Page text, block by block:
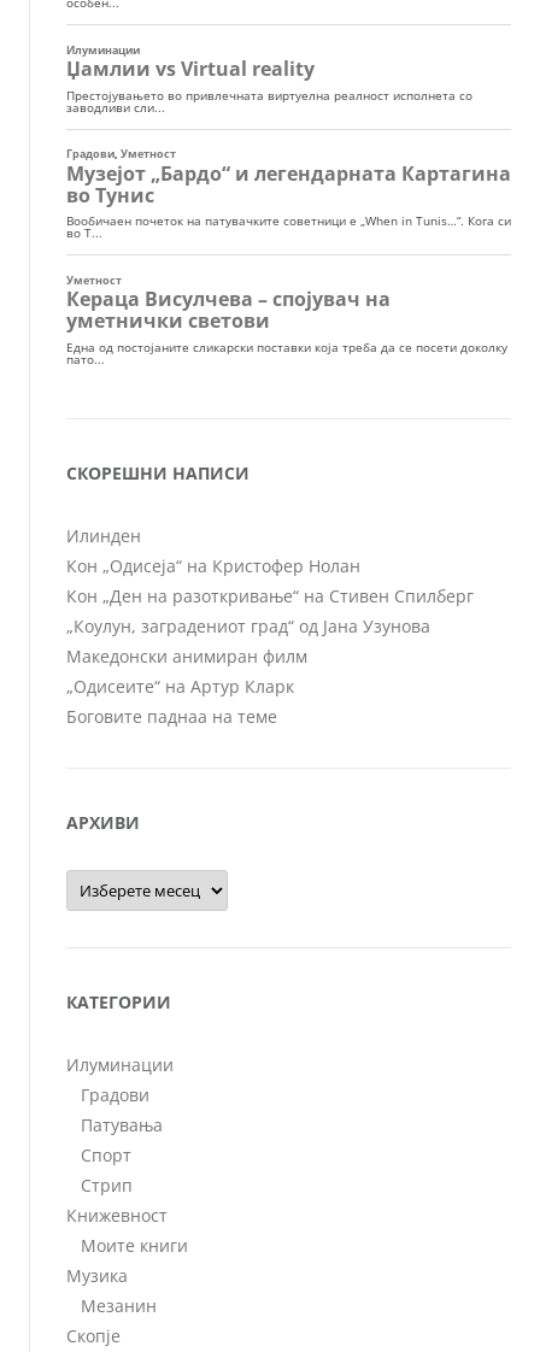
СКОРЕШНИ НАПИСИ
Илинден
Кон „Одисеја“ на Кристофер Нолан
Кон „Ден на разоткривање“ на Стивен Спилберг
„Коулун, заградениот град“ од Јана Узунова
Македонски анимиран филм
„Одисеите“ на Артур Кларк
Боговите паднаа на теме
АРХИВИ
Архиви
КАТЕГОРИИ
Илуминации
Градови
Патувања
Спорт
Стрип
Книжевност
Моите книги
Музика
Мезанин
Скопје